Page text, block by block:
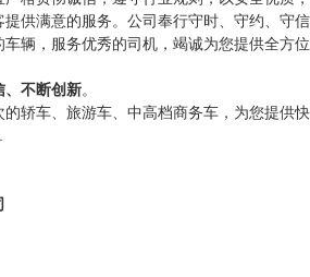
供满意的服务。公司奉行守时、守约、守信
辆，服务优秀的司机，竭诚为您提供全方位
、不断创新。
轿车、旅游车、中高档商务车，为您提供快